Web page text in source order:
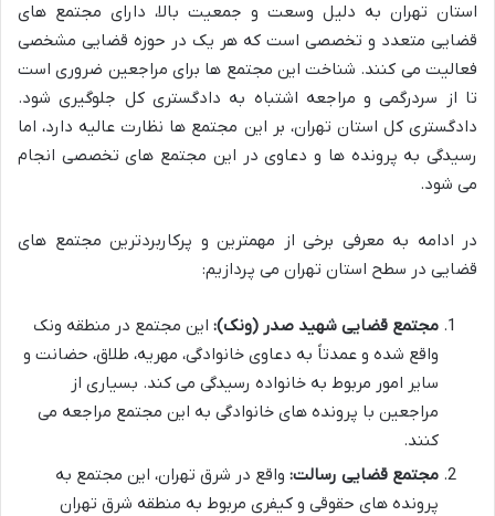
استان تهران به دلیل وسعت و جمعیت بالا، دارای مجتمع های
قضایی متعدد و تخصصی است که هر یک در حوزه قضایی مشخصی
فعالیت می کنند. شناخت این مجتمع ها برای مراجعین ضروری است
تا از سردرگمی و مراجعه اشتباه به دادگستری کل جلوگیری شود.
دادگستری کل استان تهران، بر این مجتمع ها نظارت عالیه دارد، اما
رسیدگی به پرونده ها و دعاوی در این مجتمع های تخصصی انجام
می شود.
در ادامه به معرفی برخی از مهمترین و پرکاربردترین مجتمع های
قضایی در سطح استان تهران می پردازیم:
مجتمع قضایی شهید صدر (ونک): این مجتمع در منطقه ونک
واقع شده و عمدتاً به دعاوی خانوادگی، مهریه، طلاق، حضانت و
سایر امور مربوط به خانواده رسیدگی می کند. بسیاری از
مراجعین با پرونده های خانوادگی به این مجتمع مراجعه می
کنند.
مجتمع قضایی رسالت: واقع در شرق تهران، این مجتمع به
پرونده های حقوقی و کیفری مربوط به منطقه شرق تهران